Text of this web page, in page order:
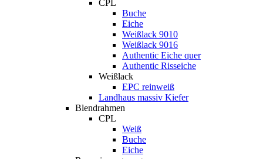
CPL
Buche
Eiche
Weißlack 9010
Weißlack 9016
Authentic Eiche quer
Authentic Risseiche
Weißlack
EPC reinweiß
Landhaus massiv Kiefer
Blendrahmen
CPL
Weiß
Buche
Eiche